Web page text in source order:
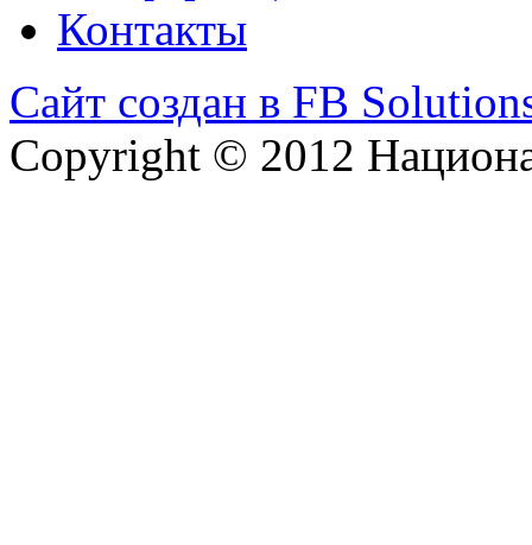
Контакты
Сайт создан в FB
Copyright © 2012